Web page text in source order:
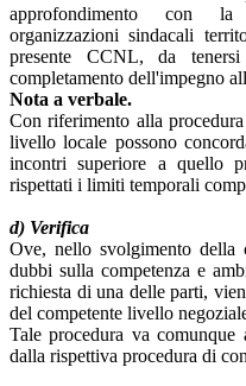
approfondimento con la
organizzazioni sindacali
presente CCNL, da
completamento dell'impegno
Nota a verbale.
Con riferimento alla
livello locale possono
incontri superiore a quello
rispettati i limiti temporali
d) Verifica
Ove, nello svolgimento della
dubbi sulla competenza e
richiesta di una delle parti,
del competente livello
Tale procedura va
dalla rispettiva procedura di